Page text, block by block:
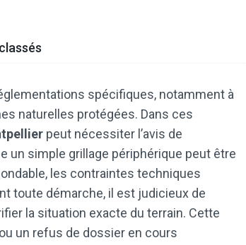
spécifiques, notamment à
naturelles protégées. Dans ces
peut nécessiter l’avis de
un simple grillage périphérique peut être
les contraintes techniques
toute démarche, il est judicieux de
la situation exacte du terrain. Cette
un refus de dossier en cours